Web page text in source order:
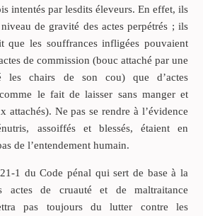
intentés par lesdits éleveurs. En effet, ils
de gravité des actes perpétrés ; ils
que les souffrances infligées pouvaient
de commission (bouc attaché par une
les chairs de son cou) que d’actes
le fait de laisser sans manger et
attachés). Ne pas se rendre à l’évidence
assoiffés et blessés, étaient en
de l’entendement humain.
1 du Code pénal qui sert de base à la
actes de cruauté et de maltraitance
pas toujours du lutter contre les